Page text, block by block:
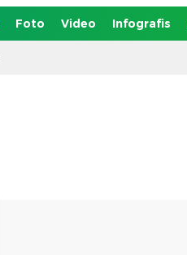
Foto Video Infografis